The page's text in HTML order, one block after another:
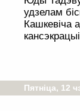
удзелам
Кашкевіча
Пятніца, 12